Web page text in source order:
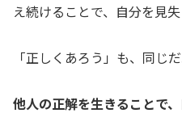
え続けることで、自分を見失
「正しくあろう」も、同じだ
他人の正解を生きることで、